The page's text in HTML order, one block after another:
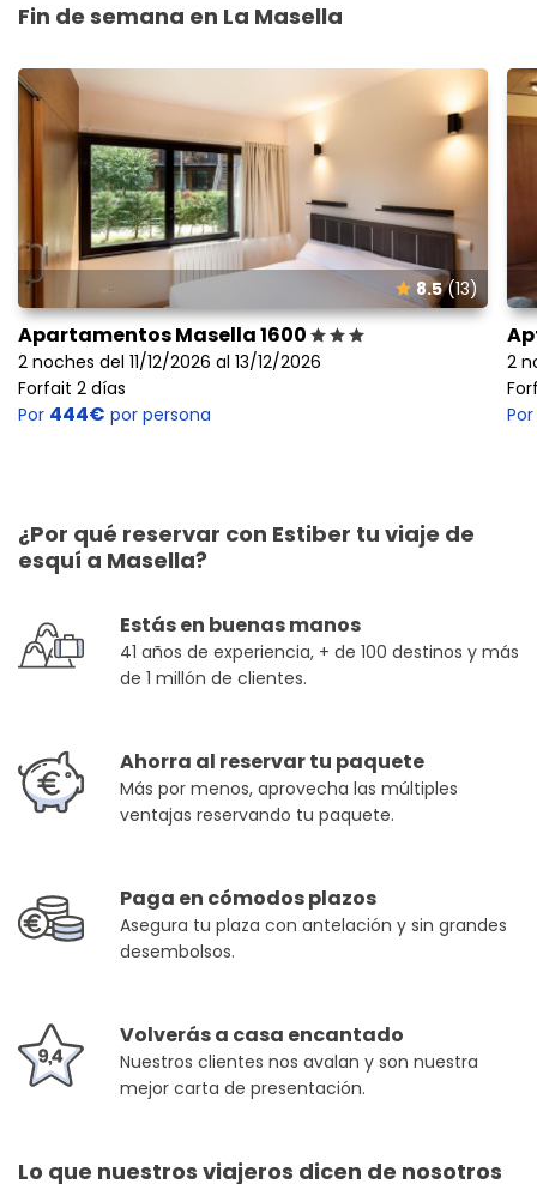
Fin de semana en La Masella
8.5(13)
Apartamentos Masella 1600
2 noches del 11/12/2026 al 13/12/2026
Forfait 2 días
Por 444€ por persona
2
Por
¿Por qué reservar con Estiber tu viaje de
esquí a Masella?
Estás en buenas manos
41 años de experiencia, + de 100 destinos y más
de 1 millón de clientes.
Ahorra al reservar tu paquete
Más por menos, aprovecha las múltiples
ventajas reservando tu paquete.
Paga en cómodos plazos
Asegura tu plaza con antelación y sin grandes
desembolsos.
Volverás a casa encantado
Nuestros clientes nos avalan y son nuestra
mejor carta de presentación.
Lo que nuestros viajeros dicen de nosotros